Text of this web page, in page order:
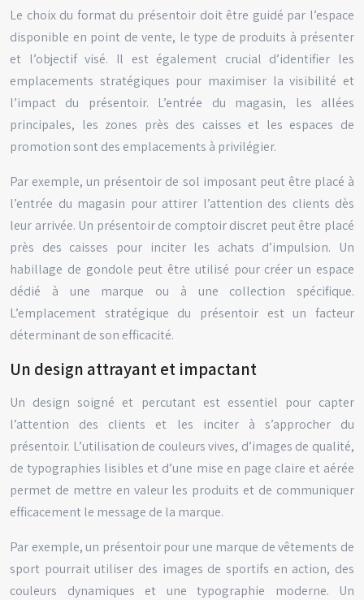
Le choix du format du présentoir doit être guidé par l’espace
disponible en point de vente, le type de produits à présenter
et l’objectif visé. Il est également crucial d’identifier les
emplacements stratégiques pour maximiser la visibilité et
l’impact du présentoir. L’entrée du magasin, les allées
principales, les zones près des caisses et les espaces de
promotion sont des emplacements à privilégier.
Par exemple, un présentoir de sol imposant peut être placé à
l’entrée du magasin pour attirer l’attention des clients dès
leur arrivée. Un présentoir de comptoir discret peut être placé
près des caisses pour inciter les achats d’impulsion. Un
habillage de gondole peut être utilisé pour créer un espace
dédié à une marque ou à une collection spécifique.
L’emplacement stratégique du présentoir est un facteur
déterminant de son efficacité.
Un design attrayant et impactant
Un design soigné et percutant est essentiel pour capter
l’attention des clients et les inciter à s’approcher du
présentoir. L’utilisation de couleurs vives, d’images de qualité,
de typographies lisibles et d’une mise en page claire et aérée
permet de mettre en valeur les produits et de communiquer
efficacement le message de la marque.
Par exemple, un présentoir pour une marque de vêtements de
sport pourrait utiliser des images de sportifs en action, des
couleurs dynamiques et une typographie moderne. Un